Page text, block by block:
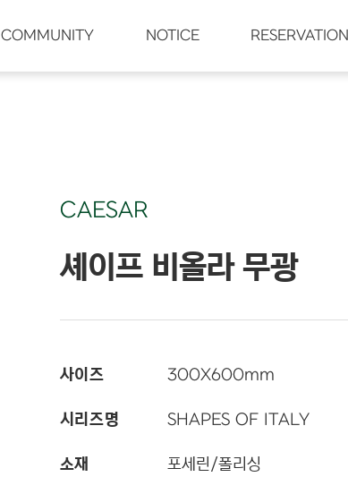
COMMUNITY NOTICE RESERVATION
CAESAR
셰이프 비올라 무광
사이즈 300X600mm
시리즈명 SHAPES OF ITALY
소재 포세린/폴리싱